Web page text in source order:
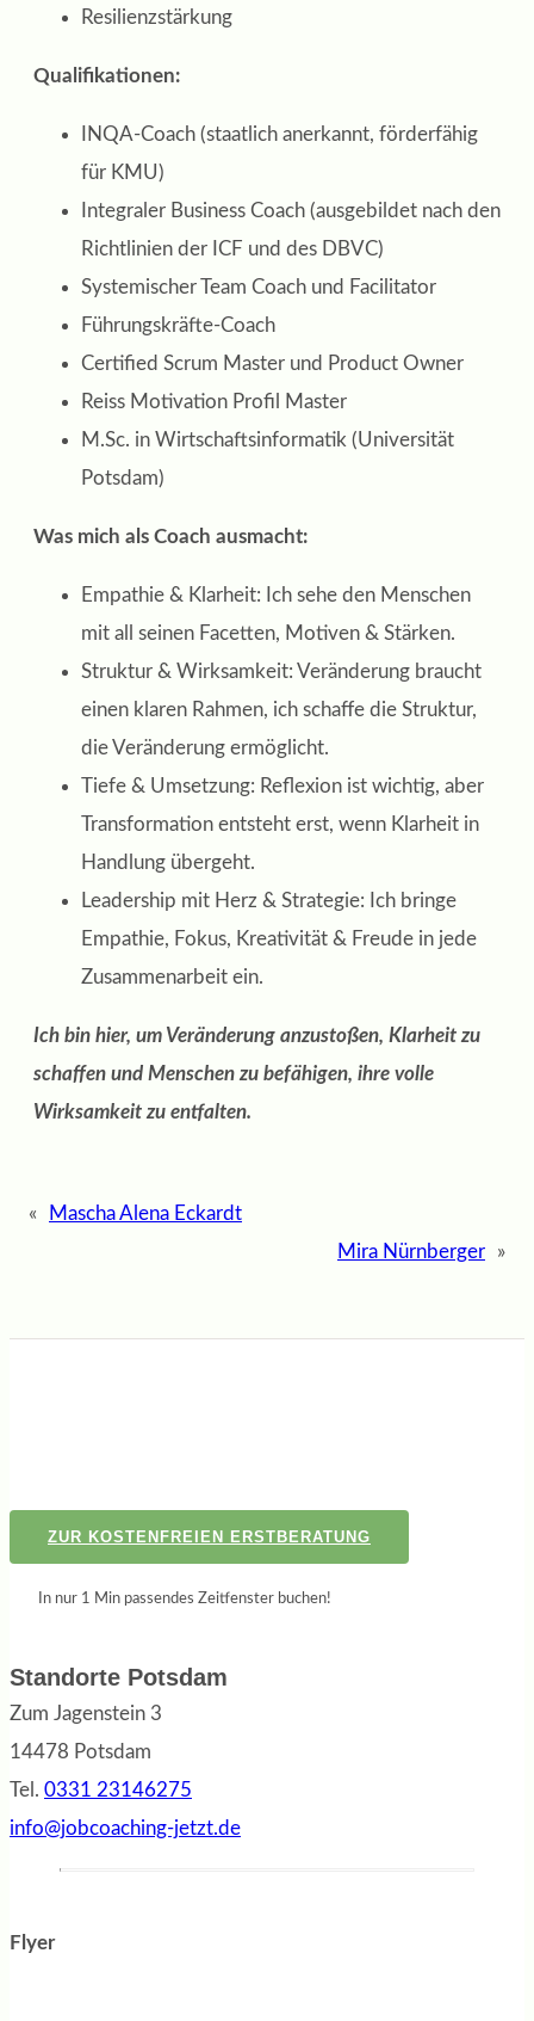
Resilienzstärkung
Qualifikationen:
INQA-Coach (staatlich anerkannt, förderfähig
für KMU)
Integraler Business Coach (ausgebildet nach den
Richtlinien der ICF und des DBVC)
Systemischer Team Coach und Facilitator
Führungskräfte-Coach
Certified Scrum Master und Product Owner
Reiss Motivation Profil Master
M.Sc. in Wirtschaftsinformatik (Universität
Potsdam)
Was mich als Coach ausmacht:
Empathie & Klarheit: Ich sehe den Menschen
mit all seinen Facetten, Motiven & Stärken.
Struktur & Wirksamkeit: Veränderung braucht
einen klaren Rahmen, ich schaffe die Struktur,
die Veränderung ermöglicht.
Tiefe & Umsetzung: Reflexion ist wichtig, aber
Transformation entsteht erst, wenn Klarheit in
Handlung übergeht.
Leadership mit Herz & Strategie: Ich bringe
Empathie, Fokus, Kreativität & Freude in jede
Zusammenarbeit ein.
Ich bin hier, um Veränderung anzustoßen, Klarheit zu
schaffen und Menschen zu befähigen, ihre volle
Wirksamkeit zu entfalten.
«
Mascha Alena Eckardt
Mira Nürnberger
»
ZUR KOSTENFREIEN ERSTBERATUNG
In nur 1 Min passendes Zeitfenster buchen!
Standorte Potsdam
Zum Jagenstein 3
14478 Potsdam
Tel. 0331 23146275
info@jobcoaching-jetzt.de
Flyer